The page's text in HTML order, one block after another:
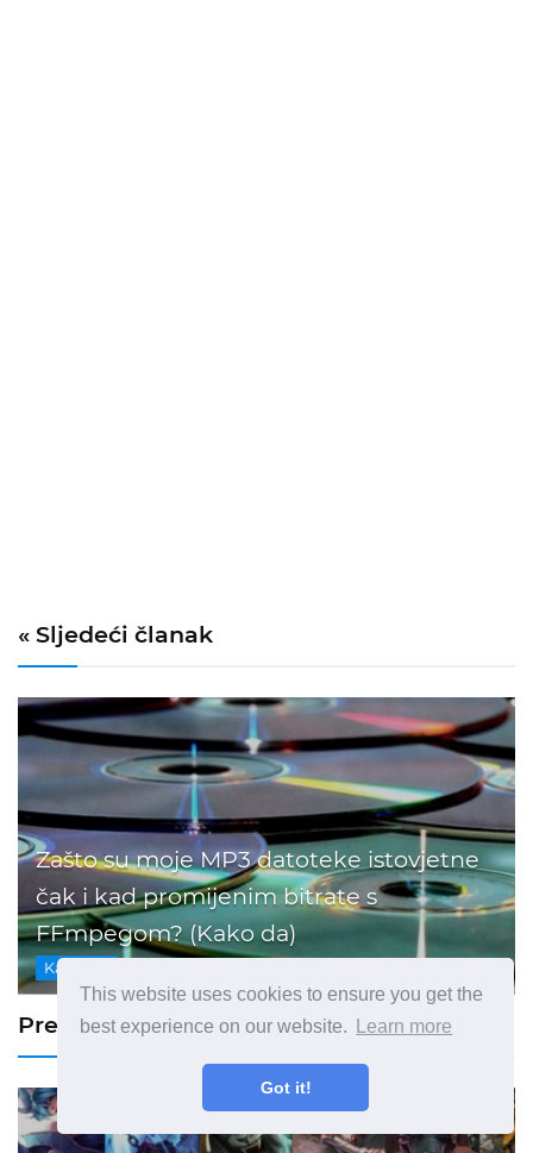
This website uses cookies to ensure you get the
best experience on our website.
Learn more
Got it!
« Sljedeći članak
Zašto su moje MP3 datoteke istovjetne
čak i kad promijenim bitrate s
FFmpegom? (Kako da)
Kako Da
Prethodni članak »